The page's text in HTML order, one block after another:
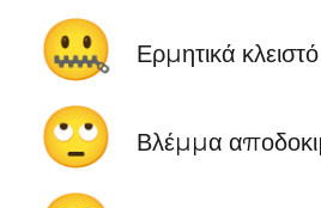
🤐 Ερμητικά
🙄 Βλέμμα